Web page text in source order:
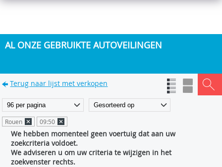
AL ONZE GEBRUIKTE AUTOVEILINGEN
Terug naar lijst met verkopen
Rouen 09:50
We hebben momenteel geen voertuig dat aan uw
zoekcriteria voldoet.
We adviseren u om uw criteria te wijzigen in het
zoekvenster rechts.